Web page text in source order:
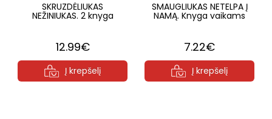
SKRUZDĖLIUKAS
NEŽINIUKAS. 2 knyga
12.99€
Į krepšelį
SMAUGLIUKAS NETELPA Į
NAMĄ. Knyga vaikams
7.22€
Į krepšelį